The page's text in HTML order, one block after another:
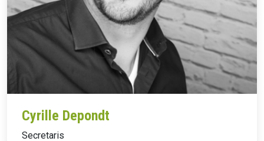
Cyrille Depondt
Secretaris